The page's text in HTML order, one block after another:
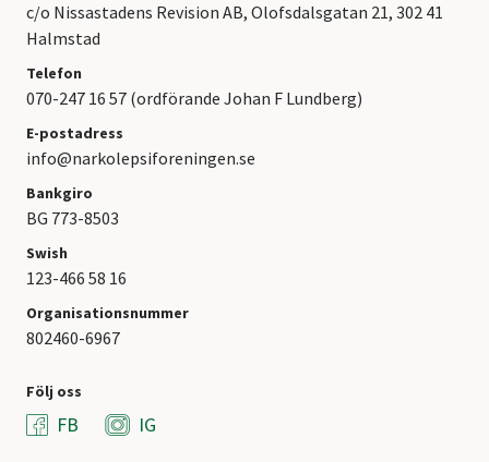
c/o Nissastadens Revision AB, Olofsdalsgatan 21, 302 41
Halmstad
Telefon
070-247 16 57 (ordförande Johan F Lundberg)
E-postadress
info@narkolepsiforeningen.se
Bankgiro
BG 773-8503
Swish
123-466 58 16
Organisationsnummer
802460-6967
Följ oss
FB IG